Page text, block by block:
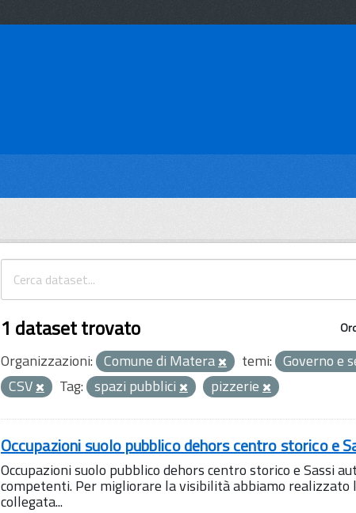
1 dataset trovato
Organizzazioni: Comune di Matera temi: Governo e
CSV
Tag: spazi pubblici pizzerie
Occupazioni suolo pubblico dehors centro storico e
Occupazioni suolo pubblico dehors centro storico e Sassi
competenti. Per migliorare la visibilità abbiamo realizzato
collegata...